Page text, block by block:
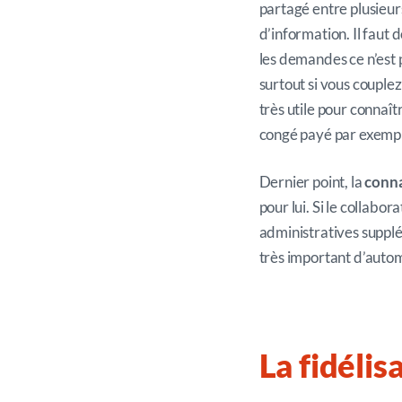
partagé entre
d’information. Il faut
les demandes ce
surtout si vous
très utile pour
congé payé par
Dernier point, la
pour lui. Si le
administratives
très important
La